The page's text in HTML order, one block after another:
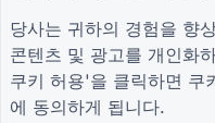
고객 참여 양식
당사는 귀하의 경험을 향
콘텐츠 및 광고를 개인화
쿠키 허용'을 클릭하면 쿠
에 동의하게 됩니다.